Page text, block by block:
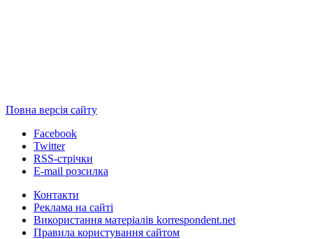
Повна версія сайту
Facebook
Twitter
RSS-стрічки
E-mail розсилка
Контакти
Реклама на сайті
Використання матеріалів korrespondent.net
Правила користування сайтом